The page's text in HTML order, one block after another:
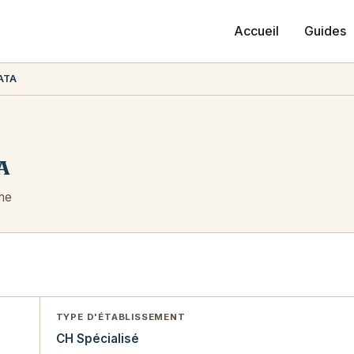
Accueil Guides
TYPE D'ÉTABLISSEMENT
CH Spécialisé